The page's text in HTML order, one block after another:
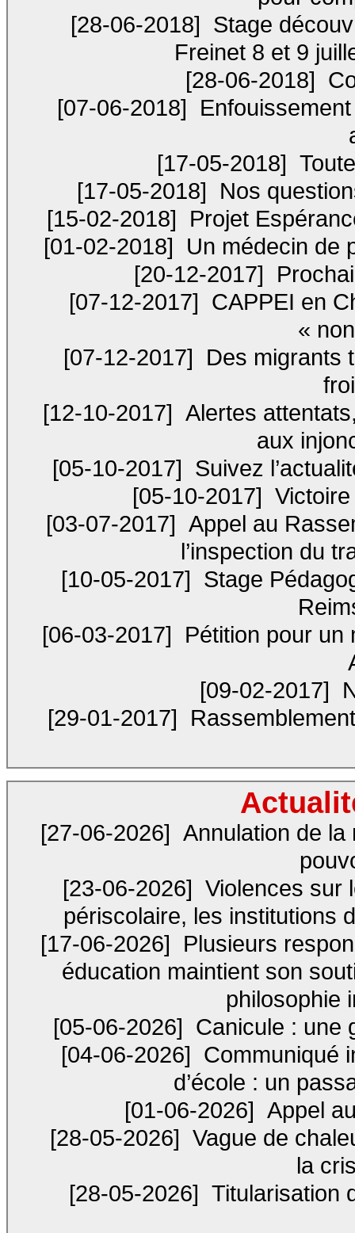
[28-06-2018] Stage
Freinet 8 et 9
[28-06-2018]
[07-06-2018]
[17-05-2018]
[17-05-2018]
Nos
[15-02-2018]
Projet
[01-02-2018]
Un médecin de
[20-12-2017]
[07-12-2017] CAPPEI en
«
[07-12-2017]
Des migrants
[12-10-2017] Alertes
aux
[05-10-2017] Suivez
[05-10-2017]
[03-07-2017] Appel au
l’inspection du
[10-05-2017] Stage
[06-03-2017]
Pétition pour un
[09-02-2017]
[29-01-2017]
[27-06-2026] Annulation de la
[23-06-2026] Violences sur
périscolaire, les institutions
[17-06-2026]
Plusieurs
éducation maintient son
philosophie
[05-06-2026] Canicule : une
[04-06-2026] Communiqué
d’école : un
[01-06-2026] Appel
[28-05-2026] Vague de
la
[28-05-2026] Titularisation